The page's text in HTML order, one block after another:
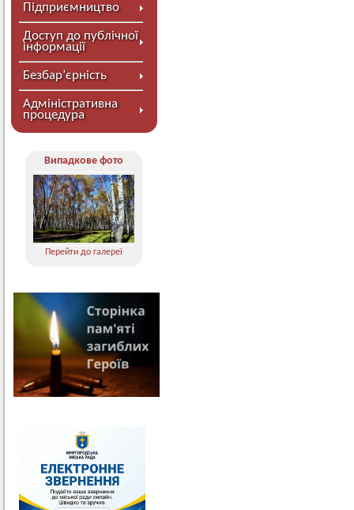
Підприємництво
Доступ до публічної
інформації
Безбар’єрність
Адміністративна
процедура
Випадкове фото
Перейти до галереї